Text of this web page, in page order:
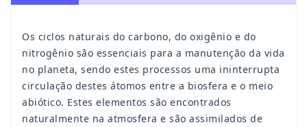
Os ciclos naturais do carbono, do oxigênio e do
nitrogênio são essenciais para a manutenção da vida
no planeta, sendo estes processos uma ininterrupta
circulação destes átomos entre a biosfera e o meio
abiótico. Estes elementos são encontrados
naturalmente na atmosfera e são assimilados de